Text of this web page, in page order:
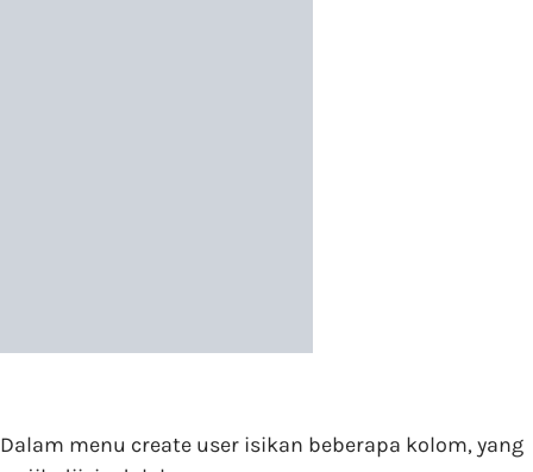
Dalam menu create user isikan beberapa kolom, yang